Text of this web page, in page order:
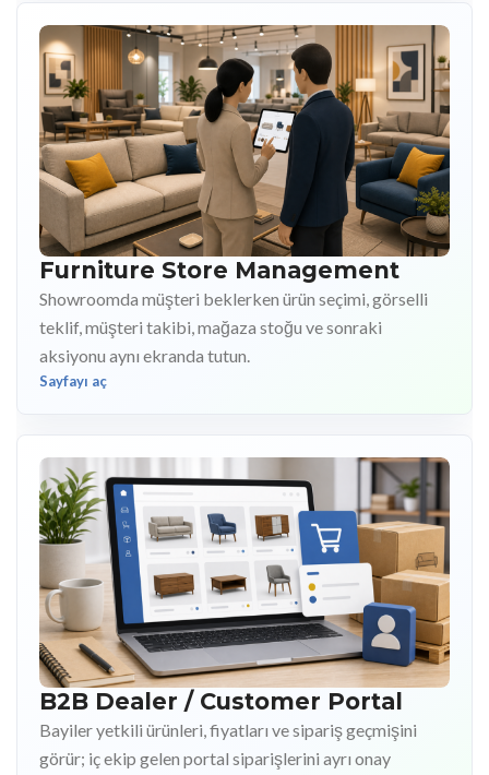
Furniture Store Management
Showroomda müşteri beklerken ürün seçimi, görselli
teklif, müşteri takibi, mağaza stoğu ve sonraki
aksiyonu aynı ekranda tutun.
Sayfayı aç
B2B Dealer / Customer Portal
Bayiler yetkili ürünleri, fiyatları ve sipariş geçmişini
görür; iç ekip gelen portal siparişlerini ayrı onay